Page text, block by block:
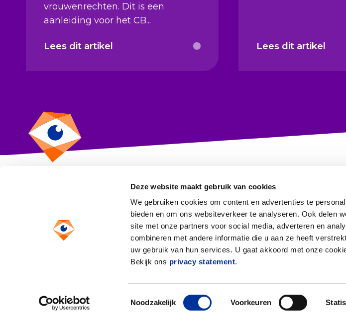
Deze website maakt gebruik van cookies
We gebruiken cookies om content en advertenties te
bieden en om ons websiteverkeer te analyseren. Ook delen
site met onze partners voor social media, adverteren en
combineren met andere informatie die u aan ze heeft
uw gebruik van hun services. U gaat akkoord met onze
Bekijk ons privacy statement.
Toestemmingsselectie
Noodzakelijk Voorkeuren
vrouwenrechten. Dit is een
aanleiding voor het CB...
Lees dit artikel Lees dit artikel
Toezicht op goeddoen
Anthony Fokkerweg 1
1059 CM Amsterdam
Information
Wij zijn geaccrediteerd door deRaad voor Accreditatieonder registratienummer